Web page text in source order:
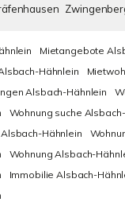
Mietangebote
Hähnlein
Alsbach-Hähnlein
Wohnung suche
Hähnlein
Wohnung Alsbach-
Immobilie Alsbach-